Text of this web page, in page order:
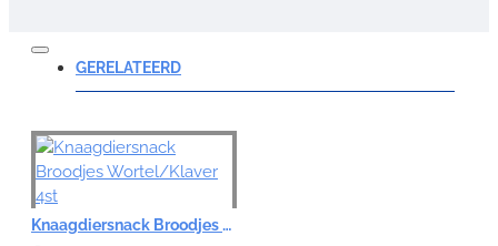
Opmerking:
Note:
Waardering:
GERELATEERD
Knaagdiersnack Broodjes Wortel/Klaver 4st